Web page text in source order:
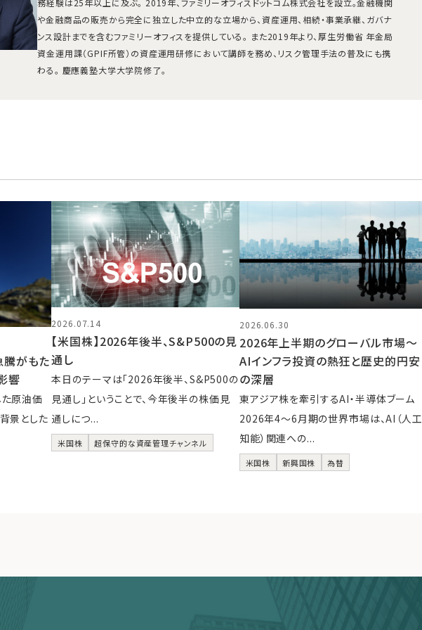
務経験は25年以上に及ぶ。 2019年、ファミリーオフィスドットコム株式会社を設立。金融機関
や金融商品の販売から完全に独立した中立的な立場から、資産運用、相続・事業承継、ガバナ
ンス設計までを含むファミリーオフィスを提供している。 また2019年より、厚生労働省 年金局
資金運用課（GPIF所管）の資産運用研修において講師を務め、リスク管理手法の普及にも携
わる。 慶應義塾大学大学院修了。
がもた
響
原油価
景とした
2026.07.14
【米国株】2026年後半、S&P500の見
通し
本日のテーマは「2026年後半、S&P500の
見通し」ということで、今年後半の株価見
通しにつ...
米国株 超保守的な資産管理チャンネル
2026.06.30
2026年上半期のグローバル市場～
AIインフラ投資の熱狂と歴史的円安
の深層
東アジア株を牽引するAI・半導体ブーム
2026年4〜6月期の世界市場は、AI（人工
知能）関連への...
米国株 新興国株 為替